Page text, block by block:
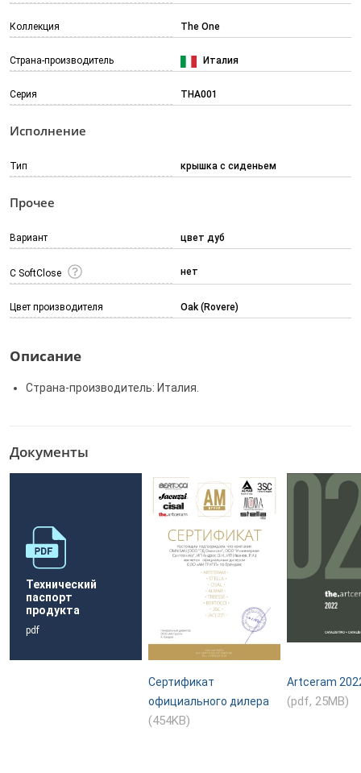
Коллекция The One
Страна-производитель Италия
Серия THA001
Исполнение
Тип крышка с сиденьем
Прочее
Вариант цвет дуб
С SoftClose нет
Цвет производителя Oak (Rovere)
Описание
Страна-производитель: Италия.
Документы
Технический
паспорт
продукта
pdf
Сертификат
официального дилера
(454KB)
Artceram
(pdf, 25MB)